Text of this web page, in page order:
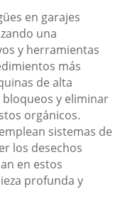
en garajes
una
y herramientas
más
de alta
y eliminar
orgánicos.
sistemas de
los desechos
en estos
profunda y